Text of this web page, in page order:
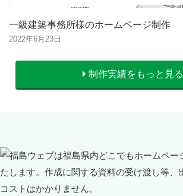
一級建築事務所様のホームページ制作
2022年6月23日
制作実績をもっと見る